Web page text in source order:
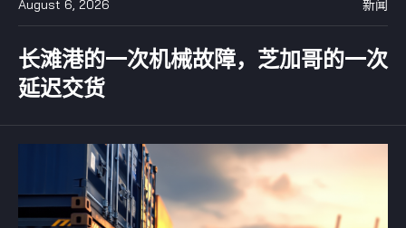
August 6, 2026 新闻
长滩港的一次机械故障，芝加哥的一次
延迟交货